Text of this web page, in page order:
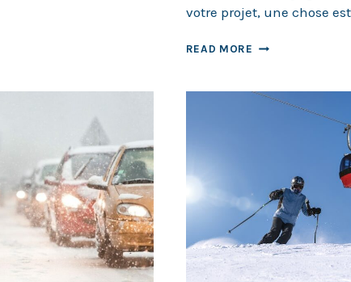
votre projet, une chose
READ MORE VOYAGER
:
POURQUOI
VOYAGE?